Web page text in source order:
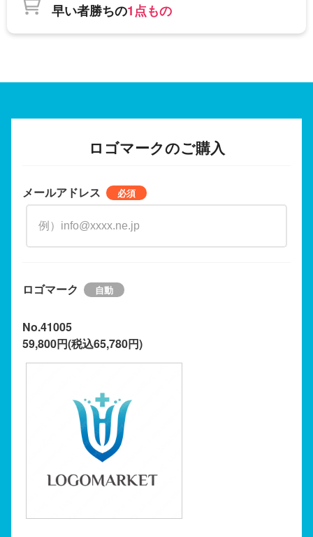
早い者勝ちの1点もの
ロゴマークのご購入
メールアドレス
ロゴマーク
No.41005
59,800円(税込65,780円)